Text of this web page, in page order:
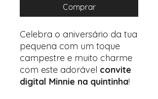
Comprar
Celebra o aniversário da tua
pequena com um toque
campestre e muito charme
com este adorável convite
digital Minnie na quintinha!